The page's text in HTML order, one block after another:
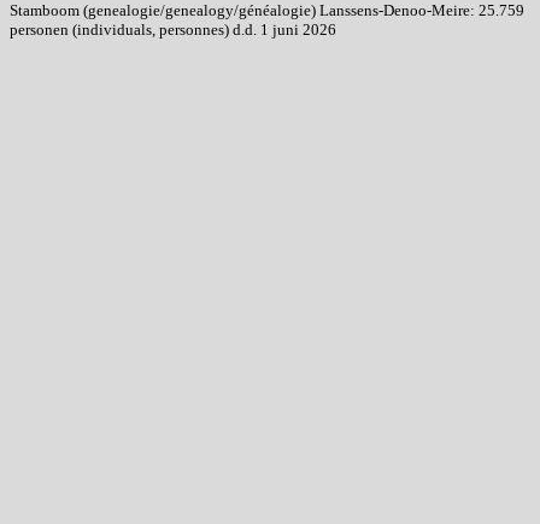
Stamboom (genealogie/genealogy/généalogie) Lanssens-Denoo-Meire: 25.759
personen (individuals, personnes) d.d. 1 juni 2026